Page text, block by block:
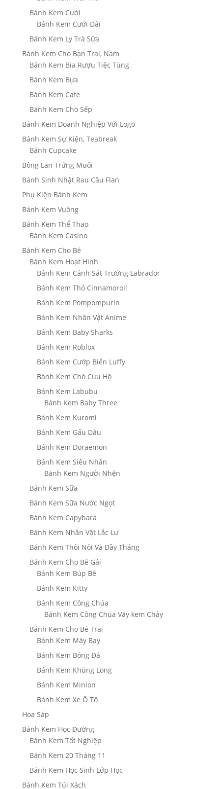
Bánh Kem Cưới
Bánh Kem Cưới Dài
Bánh Kem Ly Trà Sữa
Bánh Kem Cho Bạn Trai, Nam
Bánh Kem Bia Rượu Tiệc Tùng
Bánh Kem Bựa
Bánh Kem Cafe
Bánh Kem Cho Sếp
Bánh Kem Doanh Nghiệp Với Logo
Bánh Kem Sự Kiện, Teabreak
Bánh Cupcake
Bông Lan Trứng Muối
Bánh Sinh Nhật Rau Câu Flan
Phụ Kiện Bánh Kem
Bánh Kem Vuông
Bánh Kem Thể Thao
Bánh Kem Casino
Bánh Kem Cho Bé
Bánh Kem Hoạt Hình
Bánh Kem Cảnh Sát Trưởng Labrador
Bánh Kem Thỏ Cinnamoroll
Bánh Kem Pompompurin
Bánh Kem Nhân Vật Anime
Bánh Kem Baby Sharks
Bánh Kem Roblox
Bánh Kem Cướp Biển Luffy
Bánh Kem Chó Cứu Hộ
Bánh Kem Labubu
Bánh Kem Baby Three
Bánh Kem Kuromi
Bánh Kem Gấu Dâu
Bánh Kem Doraemon
Bánh Kem Siêu Nhân
Bánh Kem Người Nhện
Bánh Kem Sữa
Bánh Kem Sữa Nước Ngọt
Bánh Kem Capybara
Bánh Kem Nhân Vật Lắc Lư
Bánh Kem Thôi Nôi Và Đầy Tháng
Bánh Kem Cho Bé Gái
Bánh Kem Búp Bê
Bánh Kem Kitty
Bánh Kem Công Chúa
Bánh Kem Công Chúa Váy kem Chảy
Bánh Kem Cho Bé Trai
Bánh Kem Máy Bay
Bánh Kem Bóng Đá
Bánh Kem Khủng Long
Bánh Kem Minion
Bánh Kem Xe Ô Tô
Hoa Sáp
Bánh Kem Học Đường
Bánh Kem Tốt Nghiệp
Bánh Kem 20 Tháng 11
Bánh Kem Học Sinh Lớp Học
Bánh Kem Túi Xách